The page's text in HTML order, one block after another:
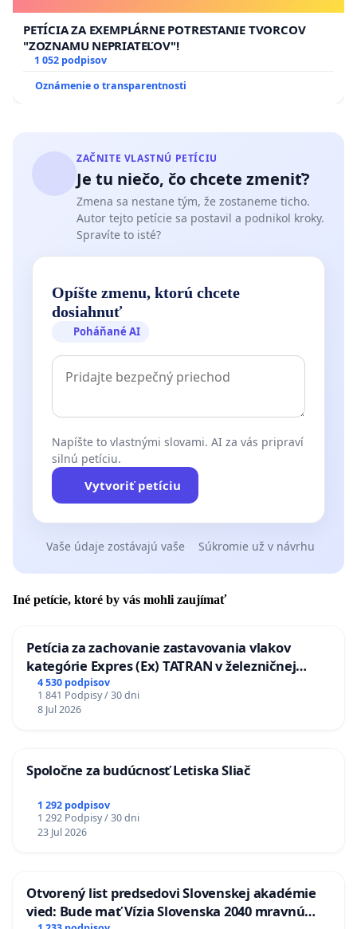
PETÍCIA ZA EXEMPLÁRNE POTRESTANIE TVORCOV
"ZOZNAMU NEPRIATEĽOV"!
1 052 podpisov
Oznámenie o transparentnosti
ZAČNITE VLASTNÚ PETÍCIU
Je tu niečo, čo chcete zmeniť?
Zmena sa nestane tým, že zostaneme ticho.
Autor tejto petície sa postavil a podnikol kroky.
Spravíte to isté?
Opíšte zmenu, ktorú chcete
dosiahnuť
Poháňané AI
Napíšte to vlastnými slovami. AI za vás pripraví
silnú petíciu.
Vytvoriť petíciu
Vaše údaje zostávajú vaše Súkromie už v návrhu
Iné petície, ktoré by vás mohli zaujímať
Petícia za zachovanie zastavovania vlakov
kategórie Expres (Ex) TATRAN v železničnej
stanici Púchov
4 530 podpisov
1 841 Podpisy / 30 dni
8 Jul 2026
Spoločne za budúcnosť Letiska Sliač
1 292 podpisov
1 292 Podpisy / 30 dni
23 Jul 2026
Otvorený list predsedovi Slovenskej akadémie
vied: Bude mať Vízia Slovenska 2040 mravnú